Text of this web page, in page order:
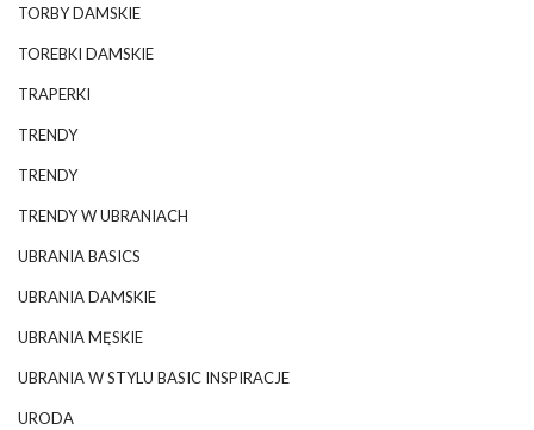
TORBY DAMSKIE
TOREBKI DAMSKIE
TRAPERKI
TRENDY
TRENDY
TRENDY W UBRANIACH
UBRANIA BASICS
UBRANIA DAMSKIE
UBRANIA MĘSKIE
UBRANIA W STYLU BASIC INSPIRACJE
URODA